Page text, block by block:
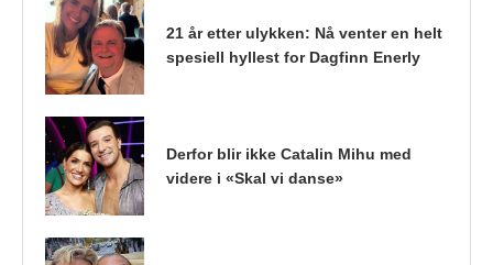
21 år etter ulykken: Nå venter en helt
spesiell hyllest for Dagfinn Enerly
Derfor blir ikke Catalin Mihu med
videre i «Skal vi danse»